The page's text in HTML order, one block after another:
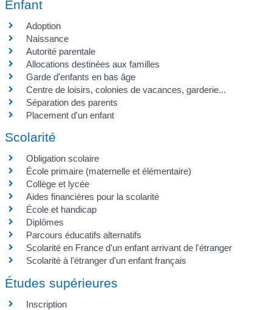
Enfant
Adoption
Naissance
Autorité parentale
Allocations destinées aux familles
Garde d'enfants en bas âge
Centre de loisirs, colonies de vacances, garderie...
Séparation des parents
Placement d'un enfant
Scolarité
Obligation scolaire
École primaire (maternelle et élémentaire)
Collège et lycée
Aides financières pour la scolarité
École et handicap
Diplômes
Parcours éducatifs alternatifs
Scolarité en France d'un enfant arrivant de l'étranger
Scolarité à l'étranger d'un enfant français
Études supérieures
Inscription